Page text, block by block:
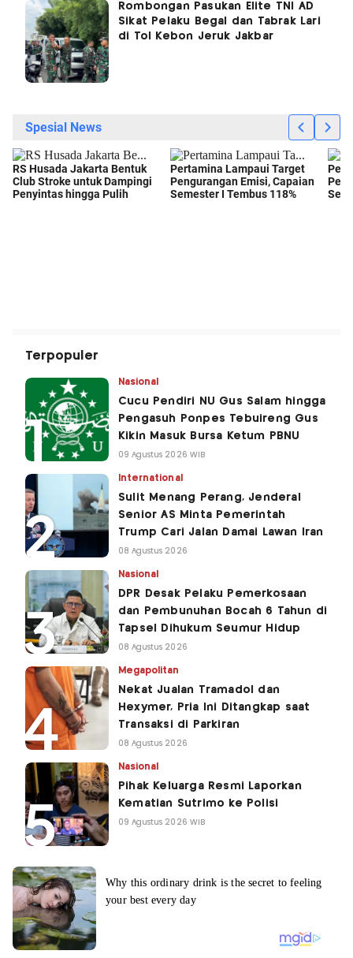
Rombongan Pasukan Elite TNI AD
Sikat Pelaku Begal dan Tabrak Lari
di Tol Kebon Jeruk Jakbar
Terpopuler
Nasional
Cucu Pendiri NU Gus Salam hingga
Pengasuh Ponpes Tebuireng Gus
Kikin Masuk Bursa Ketum PBNU
09 Agustus 2026 WIB
International
Sulit Menang Perang, Jenderal
Senior AS Minta Pemerintah
Trump Cari Jalan Damai Lawan Iran
08 Agustus 2026
Nasional
DPR Desak Pelaku Pemerkosaan
dan Pembunuhan Bocah 6 Tahun di
Tapsel Dihukum Seumur Hidup
08 Agustus 2026
Megapolitan
Nekat Jualan Tramadol dan
Hexymer, Pria Ini Ditangkap saat
Transaksi di Parkiran
08 Agustus 2026
Nasional
Pihak Keluarga Resmi Laporkan
Kematian Sutrimo ke Polisi
09 Agustus 2026 WIB